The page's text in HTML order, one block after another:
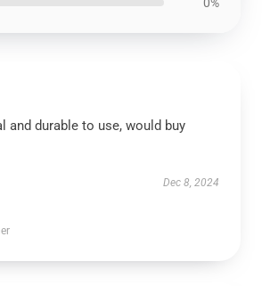
and durable to use, would buy
Dec 8, 2024